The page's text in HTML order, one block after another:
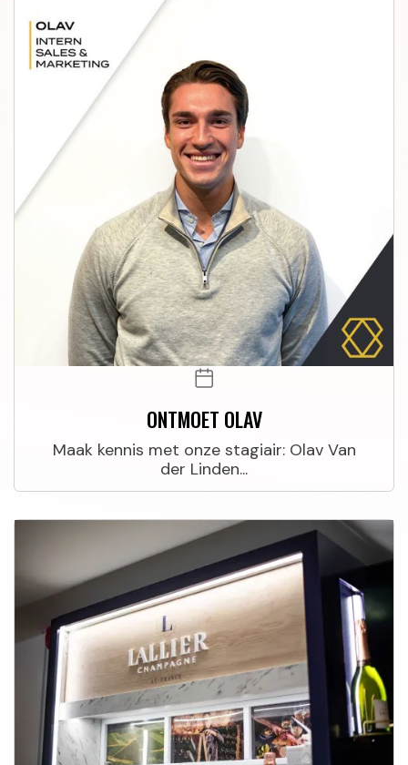
ONTMOET OLAV
Maak kennis met onze stagiair: Olav Van
der Linden...